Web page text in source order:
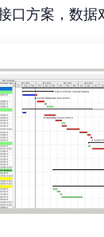
口方案，数据